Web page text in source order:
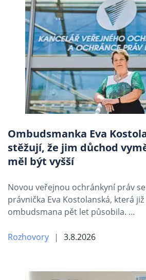
Ombudsmanka Eva
stěžují, že jim důchod
měl být vyšší
Novou veřejnou ochránkyní práv
právnička Eva Kostolanská, která
ombudsmana pět let působila. …
Rozhovory 3.8.2026